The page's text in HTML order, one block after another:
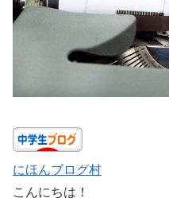
にほんブログ村
こんにちは！